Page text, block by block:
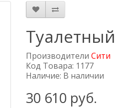
Туалетный
Производители Сити
Код Товара: 1177
Наличие: В наличии
30 610 руб.